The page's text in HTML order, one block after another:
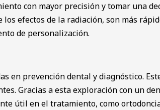
con mayor precisión y tomar una
efectos de la radiación, son más
de personalización.
en prevención dental y diagnóstico.
Gracias a esta exploración con un
útil en el tratamiento, como